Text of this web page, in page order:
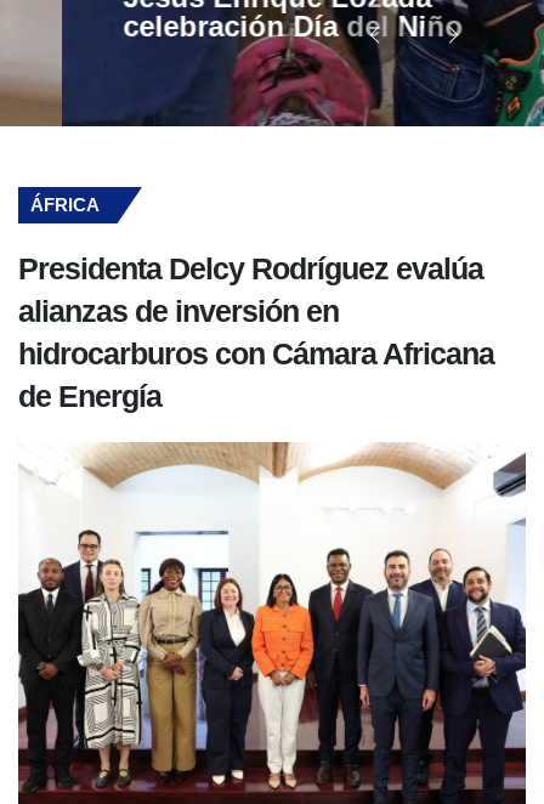
celebración Día del Niño
ÁFRICA
Presidenta Delcy Rodríguez evalúa
alianzas de inversión en
hidrocarburos con Cámara Africana
de Energía